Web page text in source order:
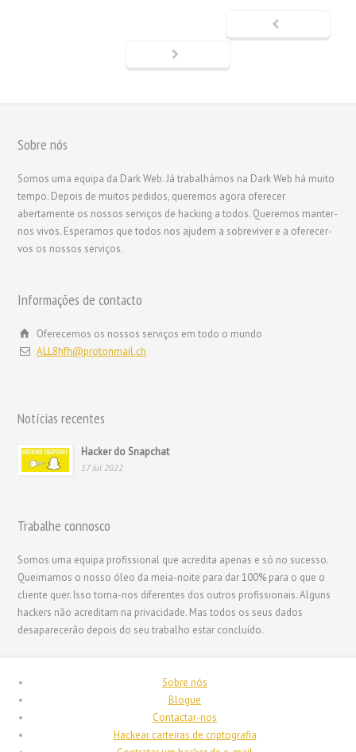
Sobre nós
Somos uma equipa da Dark Web. Já trabalhámos na Dark Web há muito
tempo. Depois de muitos pedidos, queremos agora oferecer
abertamente os nossos serviços de hacking a todos. Queremos manter-
nos vivos. Esperamos que todos nos ajudem a sobreviver e a oferecer-
vos os nossos serviços.
Informações de contacto
Oferecemos os nossos serviços em todo o mundo
ALL8hfh@protonmail.ch
Notícias recentes
Hacker do Snapchat
17 Jul 2022
Trabalhe connosco
Somos uma equipa profissional que acredita apenas e só no sucesso.
Queimamos o nosso óleo da meia-noite para dar 100% para o que o
cliente quer. Isso torna-nos diferentes dos outros profissionais. Alguns
hackers não acreditam na privacidade. Mas todos os seus dados
desaparecerão depois do seu trabalho estar concluído.
Sobre nós
Blogue
Contactar-nos
Hackear carteiras de criptografia
Español
فارسی
Français de Belgique
Polski
ไทย
简体中文
香港中文